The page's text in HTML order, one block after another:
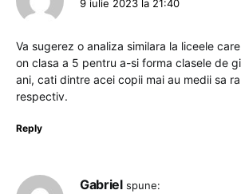
9 iulie 2023 la 21:40
Va sugerez o analiza similara la liceele
on clasa a 5 pentru a-si forma clasele de
ani, cati dintre acei copii mai au medii sa
respectiv.
Reply
Gabriel spune: